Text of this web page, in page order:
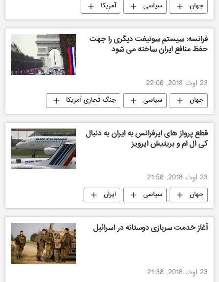
جهان سیاسی آمریکا
فرانسه: سیستم سوئیفت دیگری را جهت
حفظ منافع ایران ساخته می شود
23 اوت 2018, 22:06
جهان سیاسی جنگ تجاری آمریکا
قطع پرواز های ایرفرانس به ایران به دنبال
كى ال ام و بريتيش ايرويز
23 اوت 2018, 21:56
جهان سیاسی
ایران
جنگ تجاری آمریکا
آغاز خدمت سربازی دوستانه در اسرائیل
23 اوت 2018, 21:38